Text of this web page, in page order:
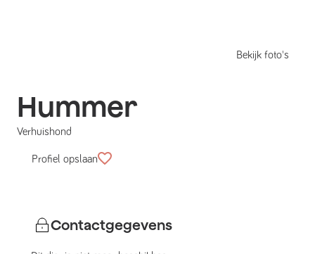
Bekijk foto's
Hummer
Verhuishond
Profiel opslaan
Contactgegevens